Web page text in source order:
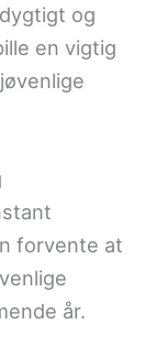
og
en vigtig
forvente at
år.